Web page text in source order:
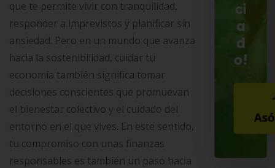
que te permite vivir con tranquilidad,
responder a imprevistos y planificar sin
ansiedad. Pero en un mundo que avanza
hacia la sostenibilidad, cuidar tu
economía también significa tomar
decisiones conscientes que promuevan
el bienestar colectivo y el cuidado del
entorno en el que vives. En este sentido,
tu compromiso con unas finanzas
responsables es también un paso hacia
ci
a
d
o!